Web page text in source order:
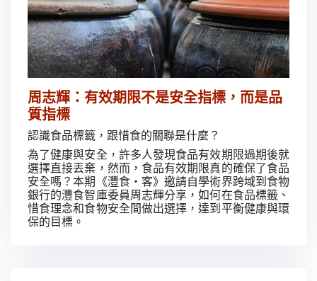
周志輝：有效期限不是安全指標，而是品
質指標
認識食品標籤，跟惜食的關聯是什麼？
為了健康與安全，許多人發現食品有效期限過期後就
選擇直接丟棄，然而，食品有效期限真的確保了食品
安全嗎？本期《灃食・客》邀請自學術界跨域到食物
銀行的灃食智庫委員周志輝分享，如何在食品標籤、
惜食理念和食物安全間做出選擇，達到平衡健康與環
保的目標。